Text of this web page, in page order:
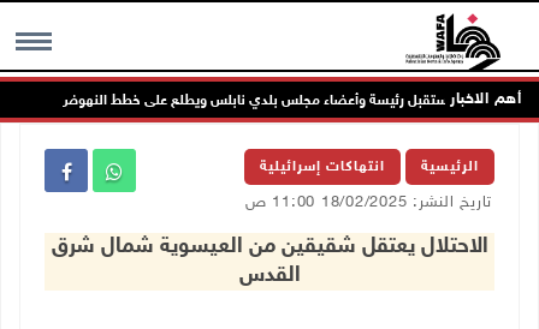
MENU أهم الاخبار
الرئيس يستقبل رئيسة وأعضاء مجلس بلدي نابلس ويطلع على خطط النهوض بالواقع
الرئيسية انتهاكات إسرائيلية
تاريخ النشر: 18/02/2025 11:00 ص
الاحتلال يعتقل شقيقين من العيسوية شمال شرق
القدس